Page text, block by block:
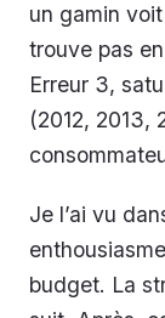
un gamin
trouve pas
Erreur 3,
(2012, 2013,
Je l’ai vu
budget. La